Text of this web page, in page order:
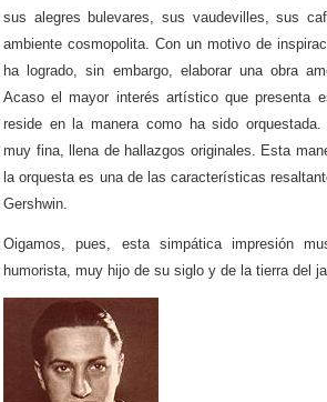
sus alegres bulevares, sus vaudevilles, sus
ambiente cosmopolita. Con un motivo de
ha logrado, sin embargo, elaborar una obra
Acaso el mayor interés artístico que presenta
reside en la manera como ha sido
muy fina, llena de hallazgos originales. Esta
la orquesta es una de las características
Gershwin.
Oigamos, pues, esta simpática impresión
humorista, muy hijo de su siglo y de la tierra del